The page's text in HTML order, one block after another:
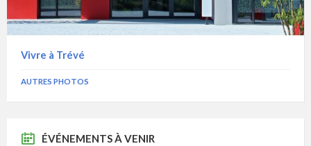
Vivre à Trévé
AUTRES PHOTOS
ÉVÉNEMENTS À VENIR